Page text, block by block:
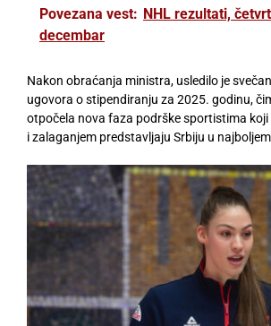
Povezana vest: NHL rezultati,
decembar
Nakon obraćanja ministra, usledilo je
ugovora o stipendiranju za 2025. godinu,
otpočela nova faza podrške sportistima
i zalaganjem predstavljaju Srbiju u